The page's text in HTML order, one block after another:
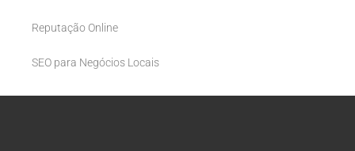
Reputação Online
SEO para Negócios Locais